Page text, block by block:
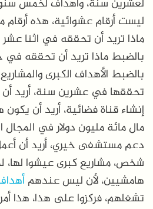
ليست أرقام عشوائية، هذه
ماذا تريد أن تحققه في اثنا
بالضبط ماذا تريد أن تحققه
بالضبط الأهداف الكبرى
تحققها في عشرين سنة، أريد أن
إنشاء قناة فضائية، أريد أن
مال مائة مليون دولار في المجال
دعم مستشفى خيري، أريد أن
شخص، مشاريع كبرى عيشوا لها،
هامشيين، لأن ليس عندهم
تشغلهم، فركزوا على هذا، هذا